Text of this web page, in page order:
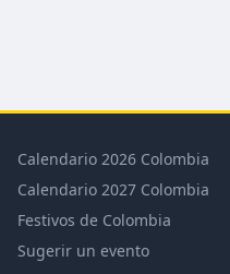
Calendario 2026 Colombia
Calendario 2027 Colombia
Festivos de Colombia
Sugerir un evento